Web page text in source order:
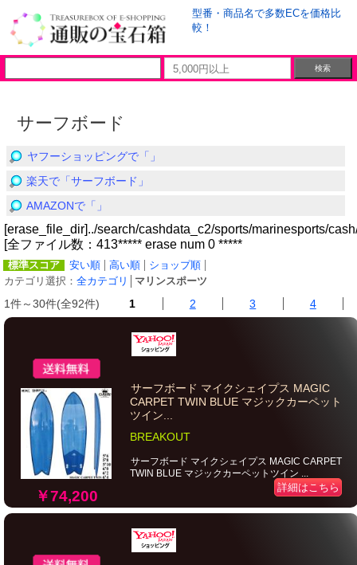
型番・商品名で多数ECを価格比
較！
サーフボード
ヤフーショッピングで「」
楽天で「サーフボード」
AMAZONで「」
[erase_file_dir]../search/cashdata_c2/sports/marinesports/
[全ファイル数：413***** erase num 0 *****
標準スコア 安い順 高い順
ショップ順
カテゴリ選択： 全カテゴリ マリンスポーツ
1件～30件(全92件) 1 2 3 4
￥74,200
サーフボード マイクシェイプス MAGIC
CARPET TWIN BLUE マジックカーペット
ツイン...
BREAKOUT
サーフボード マイクシェイプス MAGIC CARPET
TWIN BLUE マジックカーペットツイン ...
詳細はこちら